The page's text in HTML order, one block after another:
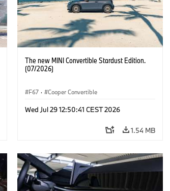
The new MINI Convertible Stardust Edition.
(07/2026)
F67 · Cooper Convertible
Wed Jul 29 12:50:41 CEST 2026
1.54 MB